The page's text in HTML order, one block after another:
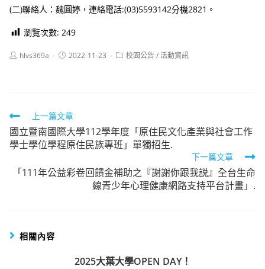
(二)聯絡人：魏圓婷，連絡電話:(03)5593142分機2821。
瀏覽次數: 249
Posthlvs369a
Post2022-11-23
Post校園公告/活動資訊
Read
more
articles
上一篇文章
國立暨南國際大學112學年度「原住民文化產業與社會工作
學士學位學程原住民族專班」單獨招生.
下一篇文章
「111年公益彩卷回饋金補助之『謝謝你跟我説』全台生命
線青少年心理健康網路支持平台計畫」.
相關內容
2025大葉大學OPEN DAY！